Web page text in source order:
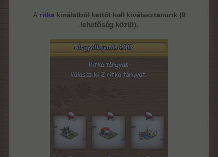
A ritka kínálatból kettőt kell kiválasztanunk (9
lehetőség közül).